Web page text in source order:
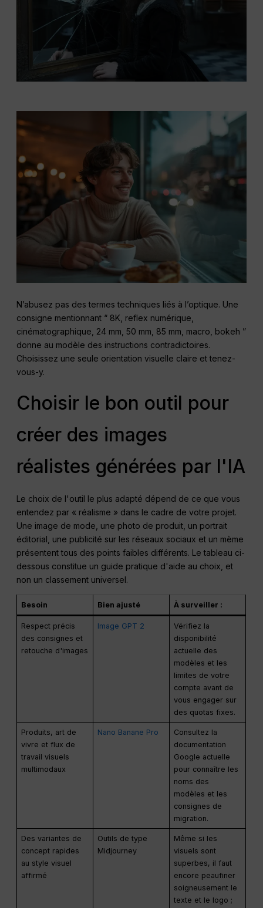
N’abusez pas des termes techniques liés à l’optique. Une
consigne mentionnant “ 8K, reflex numérique,
cinématographique, 24 mm, 50 mm, 85 mm, macro, bokeh ”
donne au modèle des instructions contradictoires.
Choisissez une seule orientation visuelle claire et tenez-
vous-y.
Choisir le bon outil pour
créer des images
réalistes générées par l'IA
Le choix de l'outil le plus adapté dépend de ce que vous
entendez par « réalisme » dans le cadre de votre projet.
Une image de mode, une photo de produit, un portrait
éditorial, une publicité sur les réseaux sociaux et un mème
présentent tous des points faibles différents. Le tableau ci-
dessous constitue un guide pratique d'aide au choix, et
non un classement universel.
Besoin Bien ajusté À surveiller :
Respect précis
des consignes et
retouche d'images
Image GPT 2
Vérifiez la
disponibilité
actuelle des
modèles et les
limites de votre
compte avant de
vous engager sur
des quotas fixes.
Produits, art de
vivre et flux de
travail visuels
multimodaux
Nano Banane Pro
Consultez la
documentation
Google actuelle
pour connaître les
noms des
modèles et les
consignes de
migration.
Des variantes de
concept rapides
au style visuel
affirmé
Outils de type
Midjourney
Même si les
visuels sont
superbes, il faut
encore peaufiner
soigneusement le
texte et le logo ;